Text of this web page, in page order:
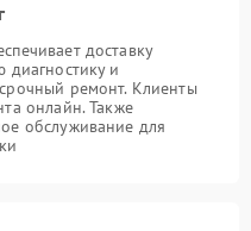
доставку
диагностику и
ремонт. Клиенты
онлайн. Также
обслуживание для